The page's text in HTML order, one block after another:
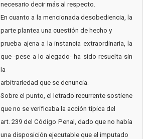
necesario decir más al respecto.
En cuanto a la mencionada desobediencia, la
parte plantea una cuestión de hecho y
prueba ajena a la instancia extraordinaria, la
que -pese a lo alegado- ha sido resuelta sin
la
arbitrariedad que se denuncia.
Sobre el punto, el letrado recurrente sostiene
que no se verificaba la acción típica del
art. 239 del Código Penal, dado que no había
una disposición ejecutable que el imputado